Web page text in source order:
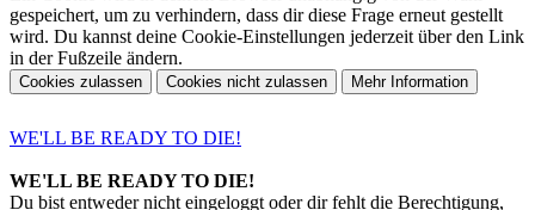
gespeichert, um zu verhindern, dass dir diese Frage erneut gestellt
wird. Du kannst deine Cookie-Einstellungen jederzeit über den Link
in der Fußzeile ändern.
WE'LL BE READY TO DIE!
WE'LL BE READY TO DIE!
Du bist entweder nicht eingeloggt oder dir fehlt die Berechtigung,